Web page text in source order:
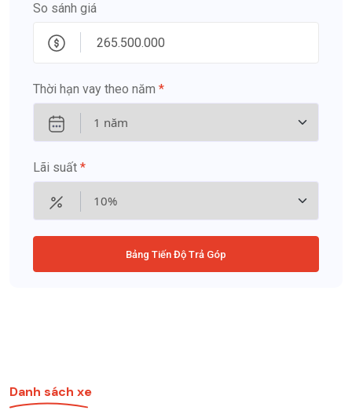
So sánh giá
Thời hạn vay theo năm *
Lãi suất *
Bảng Tiến Độ Trả Góp
Danh sách xe